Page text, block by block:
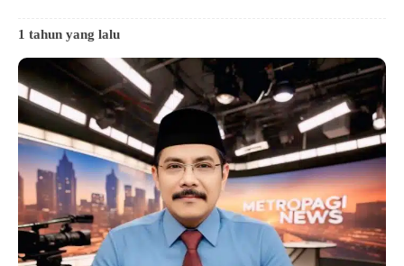
1 tahun yang lalu